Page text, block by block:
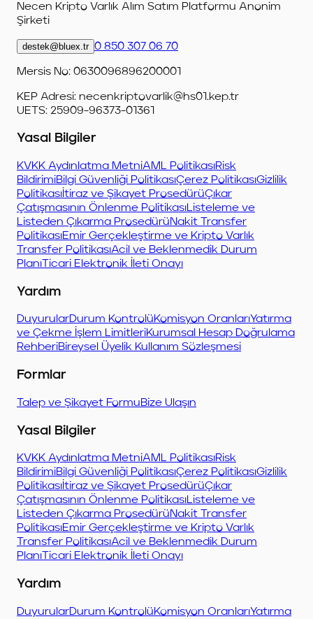
Necen Kripto Varlık Alım Satım Platformu Anonim
Şirketi
destek@bluex.tr 0 850 307 06 70
Mersis No: 0630096896200001
KEP Adresi: necenkriptovarlik@hs01.kep.tr
UETS: 25909-96373-01361
Yasal Bilgiler
KVKK Aydınlatma MetniAML PolitikasıRisk
BildirimiBilgi Güvenliği PolitikasıÇerez PolitikasıGizlilik
Politikasıİtiraz ve Şikayet ProsedürüÇıkar
Çatışmasının Önlenme PolitikasıListeleme ve
Listeden Çıkarma ProsedürüNakit Transfer
PolitikasıEmir Gerçekleştirme ve Kripto Varlık
Transfer PolitikasıAcil ve Beklenmedik Durum
Planı Ticari Elektronik İleti Onayı
Yardım
DuyurularDurum KontrolüKomisyon OranlarıYatırma
ve Çekme İşlem LimitleriKurumsal Hesap Doğrulama
RehberiBireysel Üyelik Kullanım Sözleşmesi
Formlar
Talep ve Şikayet FormuBize Ulaşın
Yasal Bilgiler
KVKK Aydınlatma MetniAML PolitikasıRisk
BildirimiBilgi Güvenliği PolitikasıÇerez PolitikasıGizlilik
Politikasıİtiraz ve Şikayet ProsedürüÇıkar
Çatışmasının Önlenme PolitikasıListeleme ve
Listeden Çıkarma ProsedürüNakit Transfer
PolitikasıEmir Gerçekleştirme ve Kripto Varlık
Transfer PolitikasıAcil ve Beklenmedik Durum
Planı Ticari Elektronik İleti Onayı
Yardım
DuyurularDurum KontrolüKomisyon OranlarıYatırma